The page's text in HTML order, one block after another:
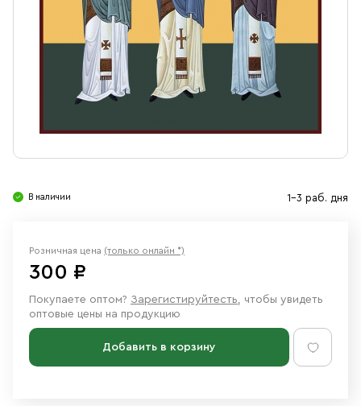
Ювелирные изделия
В наличии 1-3 раб. дня
Розничная цена (только онлайн *)
300 ₽
Покупаете оптом? Зарегистируйтесть, чтобы увидеть
оптовые цены на продукцию
Добавить в корзину